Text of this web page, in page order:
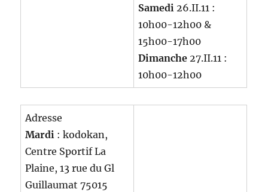
Samedi26.II.11 :
10h00-12h00 &
15h00-17h00
Dimanche27.II.11 :
10h00-12h00
Adresse
Mardi : kodokan,
Centre Sportif La
Plaine, 13 rue du Gl
Guillaumat 75015